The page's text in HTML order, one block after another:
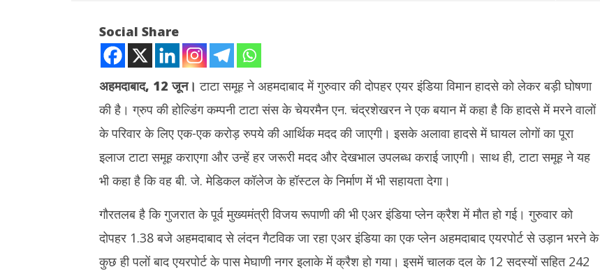
NOW VIEWING
टाटा समूह की घोषणा : विमान हादसे में मृतकों के
परिवारों को एक-एक करोड़ रुपये की आर्थिक
सहायता
13,
नकली पनीर व बटर पर एक्शन : महाराष्ट्र-
छत्तीसगढ़ के बाद अब गुजरात में भी ‘एनालॉग पनीर’
प्रतिबंधित
13,
बांग्लादेशी क्रिकेटर शाकिब अल हसन के घर पर
पेट्रोल बम से हमला, शेख हसीना के कार्यक्रम में
हुए थे शामिल
13,
2025
Social Share
अहमदाबाद, 12 जून। टाटा समूह ने अहमदाबाद में गुरुवार की दोपहर एयर इंडिया विमान हादसे को लेकर बड़ी घोषणा
की है। ग्रुप की होल्डिंग कम्पनी टाटा संस के चेयरमैन एन. चंद्रशेखरन ने एक बयान में कहा है कि हादसे में मरने वालों
के परिवार के लिए एक-एक करोड़ रुपये की आर्थिक मदद की जाएगी। इसके अलावा हादसे में घायल लोगों का पूरा
इलाज टाटा समूह कराएगा और उन्हें हर जरूरी मदद और देखभाल उपलब्ध कराई जाएगी। साथ ही, टाटा समूह ने यह
भी कहा है कि वह बी. जे. मेडिकल कॉलेज के हॉस्टल के निर्माण में भी सहायता देगा।
गौरतलब है कि गुजरात के पूर्व मुख्यमंत्री विजय रूपाणी की भी एअर इंडिया प्लेन क्रैश में मौत हो गई। गुरुवार को
दोपहर 1.38 बजे अहमदाबाद से लंदन गैटविक जा रहा एअर इंडिया का एक प्लेन अहमदाबाद एयरपोर्ट से उड़ान भरने के
कुछ ही पलों बाद एयरपोर्ट के पास मेघाणी नगर इलाके में क्रैश हो गया। इसमें चालक दल के 12 सदस्यों सहित 242